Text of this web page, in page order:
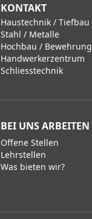
KONTAKT
Haustechnik / Tiefbau
Stahl / Metalle
Hochbau / Bewehrung
Handwerkerzentrum
Schliesstechnik
BEI UNS ARBEITEN
Offene Stellen
Lehrstellen
Was bieten wir?